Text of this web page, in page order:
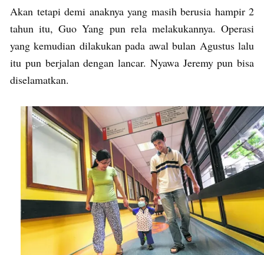
Akan tetapi demi anaknya yang masih berusia hampir 2
tahun itu, Guo Yang pun rela melakukannya. Operasi
yang kemudian dilakukan pada awal bulan Agustus lalu
itu pun berjalan dengan lancar. Nyawa Jeremy pun bisa
diselamatkan.